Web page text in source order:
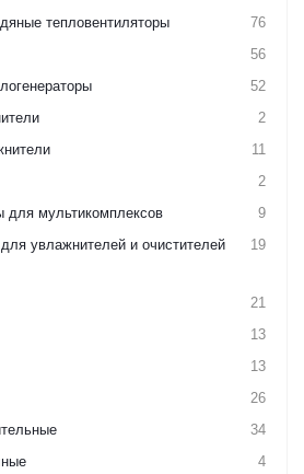
тепловентиляторы
76
56
52
2
11
2
для мультикомплексов
9
увлажнителей и очистителей
19
21
13
13
26
34
4